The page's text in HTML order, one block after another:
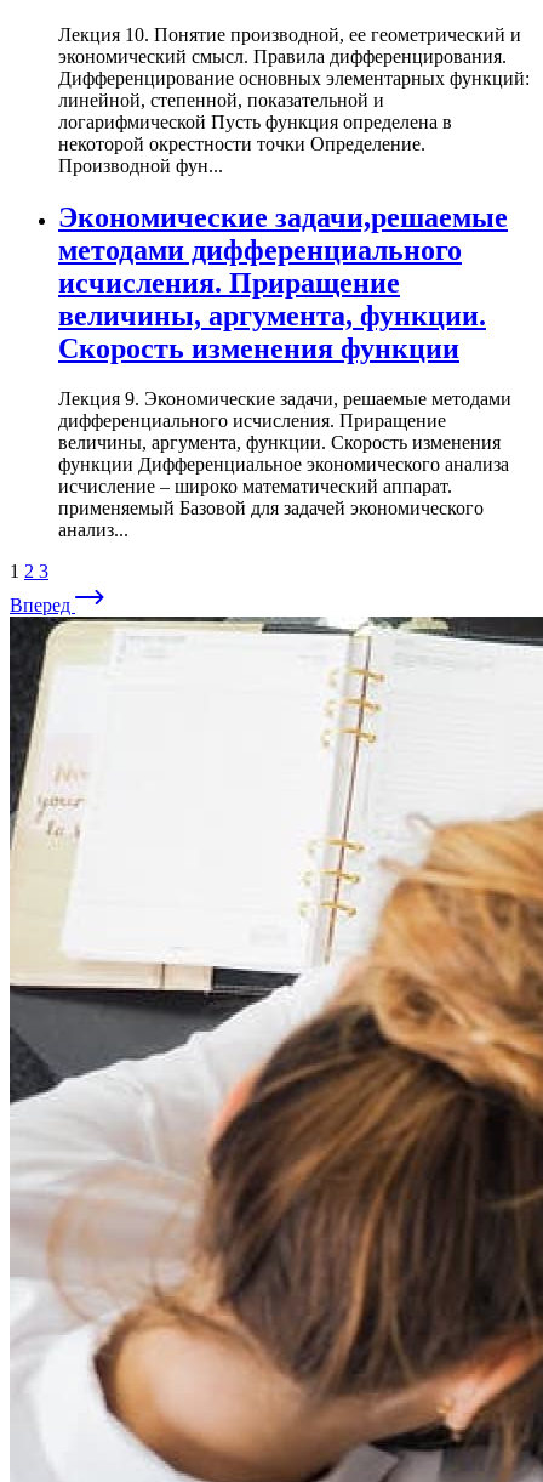
Лекция 10. Понятие производной, ее геометрический и
экономический смысл. Правила дифференцирования.
Дифференцирование основных элементарных функций:
линейной, степенной, показательной и
логарифмической Пусть функция определена в
некоторой окрестности точки Определение.
Производной фун...
Экономические задачи,решаемые
методами дифференциального
исчисления. Приращение
величины, аргумента, функции.
Скорость изменения функции
Лекция 9. Экономические задачи, решаемые методами
дифференциального исчисления. Приращение
величины, аргумента, функции. Скорость изменения
функции Дифференциальное экономического анализа
исчисление – широко математический аппарат.
применяемый Базовой для задачей экономического
анализ...
1 2 3
Вперед